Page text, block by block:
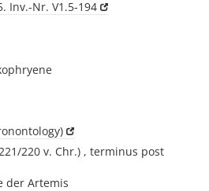
Inv.-Nr. V1.5-194
220 v. Chr.) , terminus post
der Artemis